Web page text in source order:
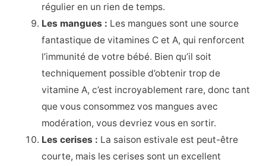
régulier en un rien de temps.
Les mangues : Les mangues sont une source
fantastique de vitamines C et A, qui renforcent
l’immunité de votre bébé. Bien qu’il soit
techniquement possible d’obtenir trop de
vitamine A, c’est incroyablement rare, donc tant
que vous consommez vos mangues avec
modération, vous devriez vous en sortir.
Les cerises : La saison estivale est peut-être
courte, mais les cerises sont un excellent